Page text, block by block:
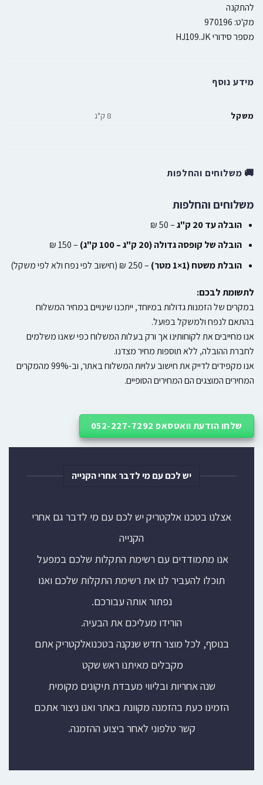
להתקנה
מק'ט: 970196
מספר סידורי HJ109.JK
מידע נוסף
משקל 8 ק"ג
🚚 משלוחים והחלפות
משלוחים והחלפות
הובלה עד 20 ק"ג
– 50 ₪
הובלה של קופסה גדולה (20 ק"ג – 100 ק"ג)
– 150 ₪
הובלת משטח (1×1 מטר)
– 250 ₪ (חישוב לפי נפח ולא לפי משקל)
לתשומת לבכם:
במקרים של הזמנות גדולות במיוחד, ייתכנו שינויים במחיר המשלוח
בהתאם לנפח ולמשקל בפועל.
אנו מחייבים את לקוחותינו אך ורק בעלות המשלוח כפי שאנו משלמים
לחברת ההובלה, ללא תוספות מחיר מצדנו.
אנו מקפידים לדייק את חישוב עלויות המשלוח באתר, וב-99% מהמקרים
המחירים המוצגים הם המחירים הסופיים.
שלחו הודעת וואטסאפ 052-227-7292
יש לכם עם מי לדבר אחרי הקנייה
אצלנו בטכנו אלקטריק יש לכם עם מי לדבר גם אחרי
הקנייה
אנו מתמודדים עם רשימת התקלות שלכם במפעל
תוכלו להעביר לנו את רשימת התקלות שלכם ואנו
נפתור אותה עבורכם.
הורידו מעליכם את הבעיה.
בנוסף, לכל מוצר חדש שנקנה בטכנואלקטריק אתם
מקבלים מאיתנו ראש שקט
שנה אחריות ובליווי מעבדת תיקונים מקומית
הזמינו כעת בהזמנה מקוונת באתר ואנו ניצור אתכם
קשר טלפוני לאחר ביצוע ההזמנה.